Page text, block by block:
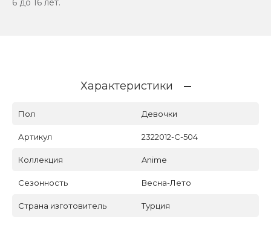
6 до 16 лет.
Характеристики
Пол Девочки
Артикул 2322012-C-504
Коллекция Anime
Сезонность Весна-Лето
Страна изготовитель Турция